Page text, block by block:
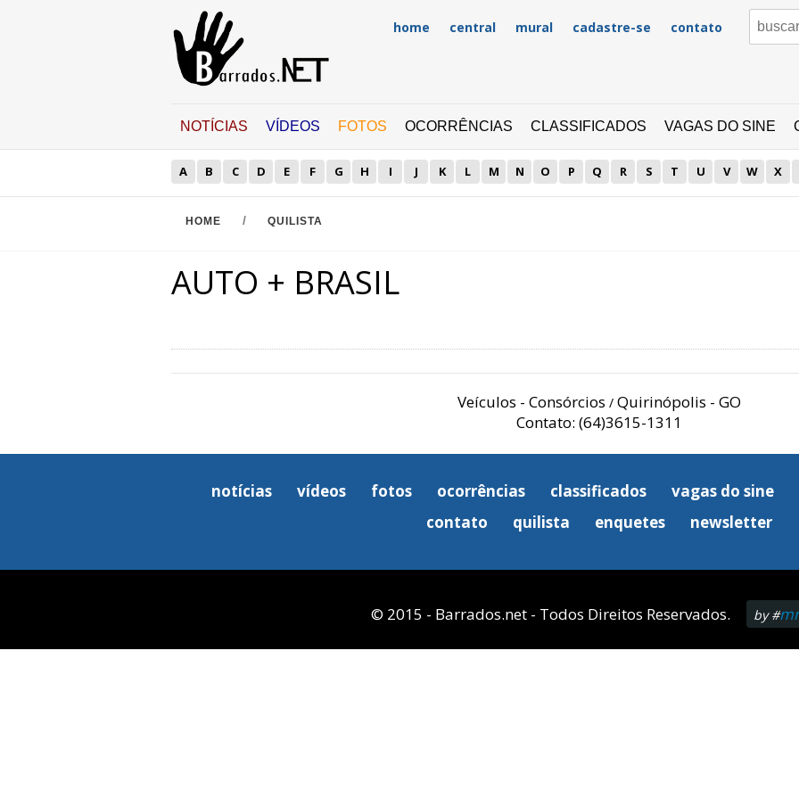
home central mural cadastre-se contato
NOTÍCIAS VÍDEOS FOTOS OCORRÊNCIAS CLASSIFICADOS VAGAS DO SINE
A B C D E F G H I J K L M N O P Q R S T U V W X
HOME / QUILISTA
AUTO + BRASIL
Veículos - Consórcios / Quirinópolis - GO
Contato: (64)3615-1311
notícias vídeos fotos ocorrências classificados vagas do sine
contato
quilista enquetes newsletter
© 2015 - Barrados.net - Todos Direitos Reservados. by #